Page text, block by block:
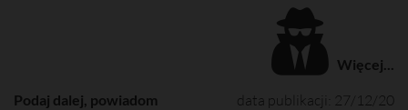
Więcej...
data publikacji: 27/12/20
Podaj dalej, powiadom